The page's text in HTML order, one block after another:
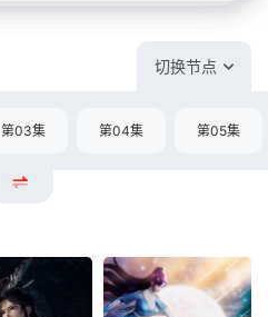
切换节点
第03集 第04集 第05集